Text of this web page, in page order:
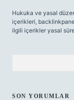
Hukuka ve yasal
içerikleri,
ilgili içerikler yasal
SON YORUMLAR